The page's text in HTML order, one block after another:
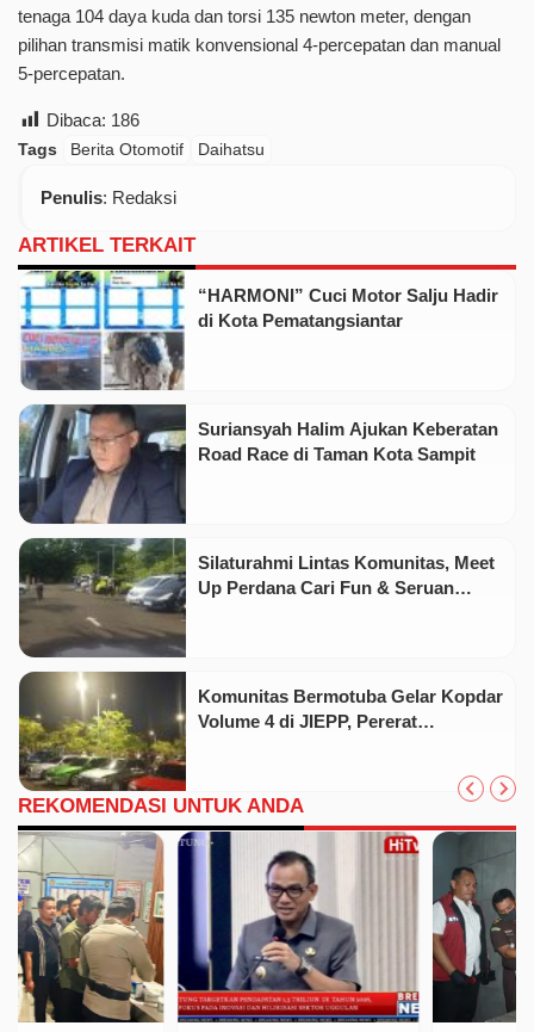
tenaga 104 daya kuda dan torsi 135 newton meter, dengan
pilihan transmisi matik konvensional 4-percepatan dan manual
5-percepatan.
Dibaca: 186
Tags Berita Otomotif Daihatsu
Penulis: Redaksi
ARTIKEL TERKAIT
“HARMONI” Cuci Motor Salju Hadir
di Kota Pematangsiantar
Suriansyah Halim Ajukan Keberatan
Road Race di Taman Kota Sampit
Silaturahmi Lintas Komunitas, Meet
Up Perdana Cari Fun & Seruan
Komunitas Bermotuba Gelar Kopdar
Volume 4 di JIEPP, Pererat
REKOMENDASI UNTUK ANDA